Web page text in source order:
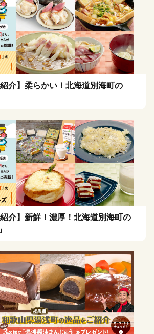
介】柔らかい！北海道別海町の
介】新鮮！濃厚！北海道別海町の